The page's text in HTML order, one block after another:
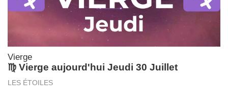
Vierge
♍ Vierge aujourd'hui Jeudi 30 Juillet
LES ÉTOILES